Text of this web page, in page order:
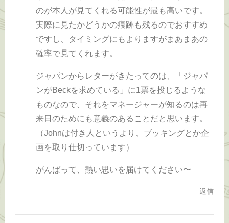
のが本人が見てくれる可能性が最も高いです。
実際に見たかどうかの痕跡も残るのでおすすめ
ですし、タイミングにもよりますがまあまあの
確率で見てくれます。
ジャパンからレターがきたってのは、「ジャパ
ンがBeckを求めている」に1票を投じるような
ものなので、それをマネージャーが知るのは再
来日のためにも意義のあることだと思います。
（Johnは付き人というより、ブッキングとか企
画を取り仕切っています）
がんばって、熱い思いを届けてください〜
返信